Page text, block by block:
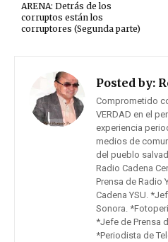
ARENA: Detrás de los
corruptos están los
corruptores (Segunda parte)
Posted by:
Comprometido
VERDAD en el
experiencia
medios de
del pueblo
Radio Cadena
Prensa de Radio
Cadena YSU.
Sonora.
*Jefe de Prensa
*Periodista de